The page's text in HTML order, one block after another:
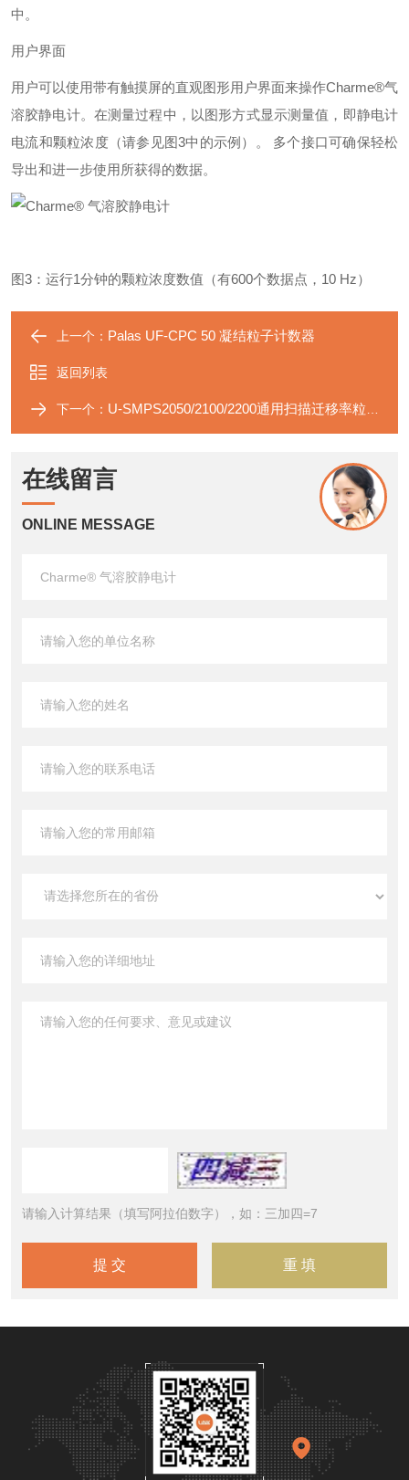
中。
用户界面
用户可以使用带有触摸屏的直观图形用户界面来操作Charme®气
溶胶静电计。在测量过程中，以图形方式显示测量值，即静电计
电流和颗粒浓度（请参见图3中的示例）。 多个接口可确保轻松
导出和进一步使用所获得的数据。
图3：运行1分钟的颗粒浓度数值（有600个数据点，10 Hz）
上一个： Palas UF-CPC 50 凝结粒子计数器
返回列表
下一个： U-SMPS2050/2100/2200通用扫描迁移率粒度仪
在线留言
ONLINE MESSAGE
请输入计算结果（填写阿拉伯数字），如：三加四=7